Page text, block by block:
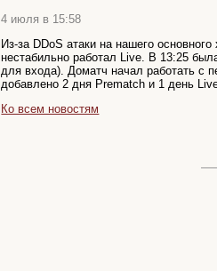
4 июля в 15:58
Из-за DDoS атаки на нашего
нестабильно работал Live. В 13:25
для входа). Доматч начал работать с
добавлено 2 дня Prematch и 1 день
Ко всем новостям